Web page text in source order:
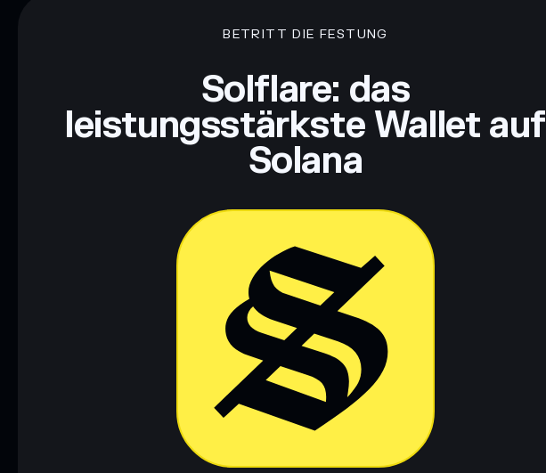
BETRITT DIE FESTUNG
Solflare: das
leistungsstärkste Wallet auf
Solana